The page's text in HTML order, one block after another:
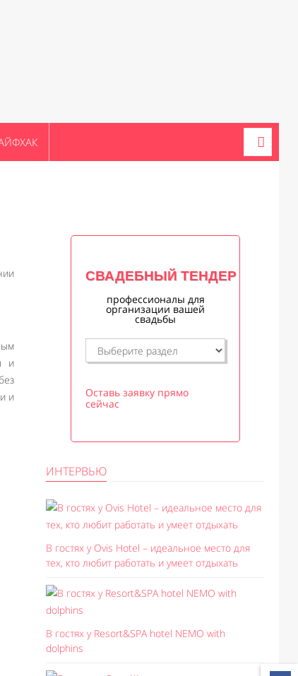
и
и
СВАДЕБНЫЙ ТЕНДЕР
профессионалы для
организации вашей
свадьбы
Оставь заявку прямо
сейчас
ИНТЕРВЬЮ
В гостях у Ovis Hotel – идеальное место для
тех, кто любит работать и умеет отдыхать
В гостях у Resort&SPA hotel NEMO with
dolphins